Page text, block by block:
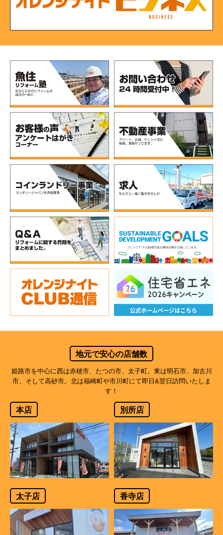
地元で安心の店舗数
姫路市を中心に西は赤穂市、たつの市、太子町。東は明石市、加古川
市、そして高砂市。北は福崎町や市川町にて即日&翌日訪問いたしま
す！
本店 別所店
太子店 香寺店